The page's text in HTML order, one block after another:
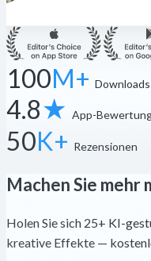
100M+ Downloads
4.8★ App-
50K+ Rezensionen
Machen Sie mehr
Holen Sie sich 25+ KI-
kreative Effekte —